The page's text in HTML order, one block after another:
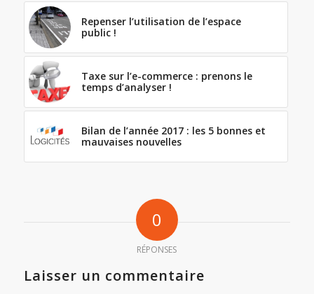
Repenser l’utilisation de l’espace
public !
Taxe sur l’e-commerce : prenons le
temps d’analyser !
Bilan de l’année 2017 : les 5 bonnes et
mauvaises nouvelles
0
RÉPONSES
Laisser un commentaire